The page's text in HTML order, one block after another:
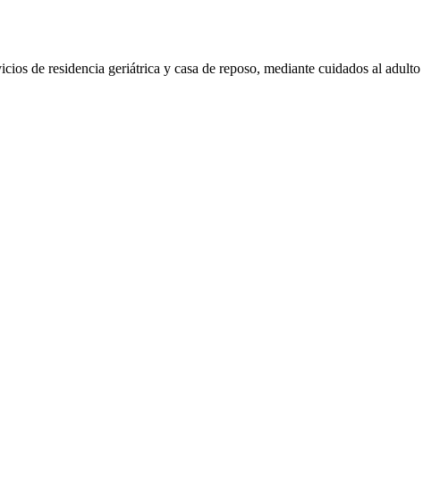
de residencia geriátrica y casa de reposo, mediante cuidados al